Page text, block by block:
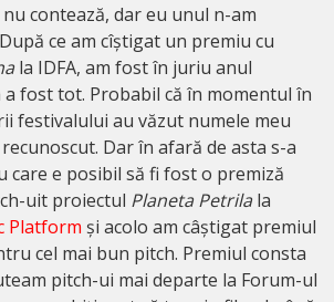
contează, dar eu unul n-am
ce am cîștigat un premiu cu
la IDFA, am fost în juriu anul
fost tot. Probabil că în momentul în
festivalului au văzut numele meu
Dar în afară de asta s-a
care e posibil să fi fost o premiză
uit proiectul Planeta Petrila la
Platform și acolo am câștigat premiul
cel mai bun pitch. Premiul consta
pitch-ui mai departe la Forum-ul